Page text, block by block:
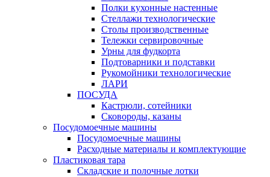
Полки кухонные настенные
Стеллажи технологические
Столы производственные
Тележки сервировочные
Урны для фудкорта
Подтоварники и подставки
Рукомойники технологические
ЛАРИ
ПОСУДА
Кастрюли, сотейники
Сковороды, казаны
Посудомоечные машины
Посудомоечные машины
Расходные материалы и комплектующие
Пластиковая тара
Складские и полочные лотки